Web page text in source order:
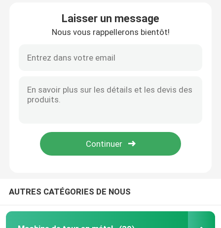
Visite d'usine
Contrôle de qualité
Contactez-nous
Demandez une citation
Laisser un message
Nous vous rappellerons bientôt!
AUTRES CATÉGORIES DE NOUS